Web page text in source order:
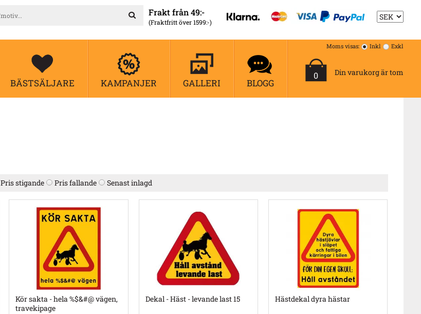
Frakt från 49:-
(Fraktfritt över 1599:-)
BÄSTSÄLJARE KAMPANJER GALLERI BLOGG
0 Din varukorg är tom
Moms visas: Inkl Exkl
Pris stigande Pris fallande Senast inlagd
Kör sakta - hela %$&#@ vägen,
travekipage
Dekal - Häst - levande last 15 Hästdekal dyra hästar